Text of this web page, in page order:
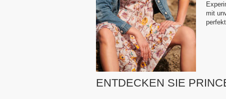
mit
ENTDECKEN SIE